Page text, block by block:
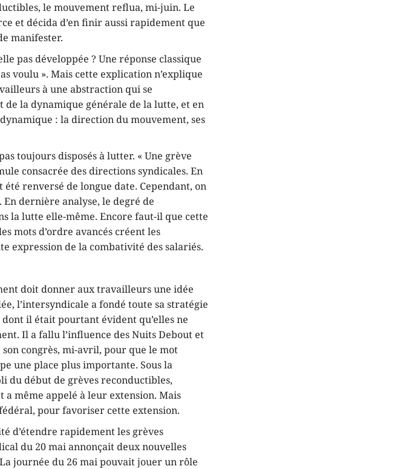
le mouvement reflua, mi-juin. Le
et décida d’en finir aussi rapidement que
manifester.
pas développée ? Une réponse classique
voulu ». Mais cette explication n’explique
à une abstraction qui se
la dynamique générale de la lutte, et en
: la direction du mouvement, ses
toujours disposés à lutter. « Une grève
consacrée des directions syndicales. En
renversé de longue date. Cependant, on
dernière analyse, le degré de
la lutte elle-même. Encore faut-il que cette
mots d’ordre avancés créent les
expression de la combativité des salariés.
doit donner aux travailleurs une idée
l’intersyndicale a fondé toute sa stratégie
dont il était pourtant évident qu’elles ne
Il a fallu l’influence des Nuits Debout et
son congrès, mi-avril, pour que le mot
une place plus importante. Sous la
du début de grèves reconductibles,
a même appelé à leur extension. Mais
pour favoriser cette extension.
d’étendre rapidement les grèves
du 20 mai annonçait deux nouvelles
journée du 26 mai pouvait jouer un rôle